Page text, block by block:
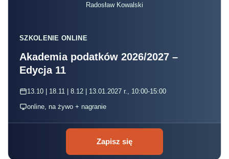
Radosław Kowalski
SZKOLENIE ONLINE
Akademia podatków 2026/2027 –
Edycja 11
13.10 | 18.11 | 8.12 | 13.01.2027 r., 10:00-15:00
online, na żywo + nagranie
Zapisz się